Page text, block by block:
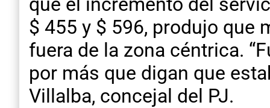
$ 455 y $ 596, produjo que
fuera de la zona céntrica.
por más que digan que
Villalba, concejal del PJ.